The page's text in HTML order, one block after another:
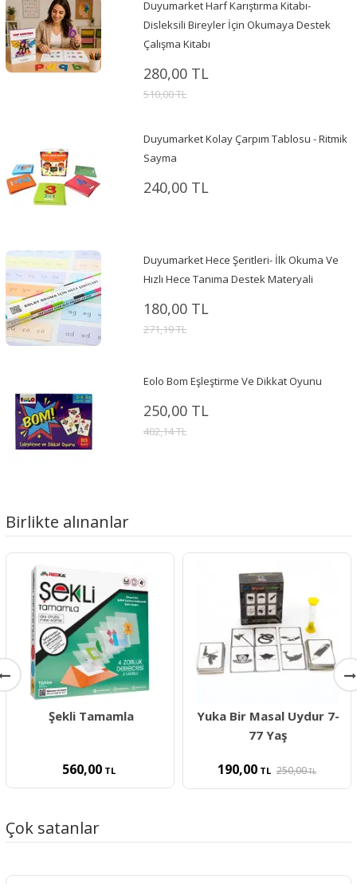
Duyumarket Harf Karıştırma Kitabı-
Disleksili Bireyler İçin Okumaya Destek
Çalışma Kitabı
280,00 TL
510,00 TL
Duyumarket Kolay Çarpım Tablosu - Ritmik
Sayma
240,00 TL
Duyumarket Hece Şeritleri- İlk Okuma Ve
Hızlı Hece Tanıma Destek Materyali
180,00 TL
271,19 TL
Eolo Bom Eşleştirme Ve Dikkat Oyunu
250,00 TL
402,14 TL
Birlikte alınanlar
Şekli Tamamla
560,00 TL
Yuka Bir Masal Uydur 7-
77 Yaş
190,00 TL 250,00TL
Çok satanlar